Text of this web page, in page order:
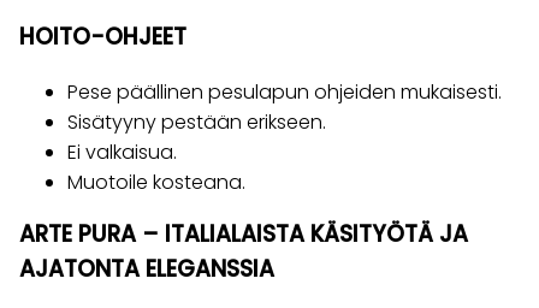
HOITO-OHJEET
Pese päällinen pesulapun ohjeiden mukaisesti.
Sisätyyny pestään erikseen.
Ei valkaisua.
Muotoile kosteana.
ARTE PURA – ITALIALAISTA KÄSITYÖTÄ JA
AJATONTA ELEGANSSIA